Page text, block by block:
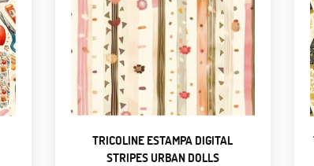
TRICOLINE ESTAMPA DIGITAL
STRIPES URBAN DOLLS